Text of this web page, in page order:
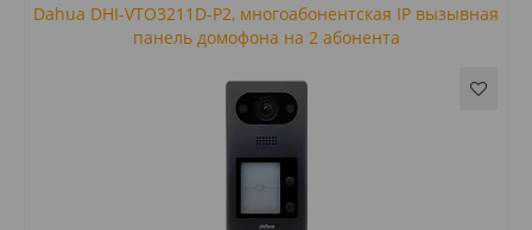
Dahua DHI-VTO3211D-P2, многоабонентская IP вызывная
панель домофона на 2 абонента